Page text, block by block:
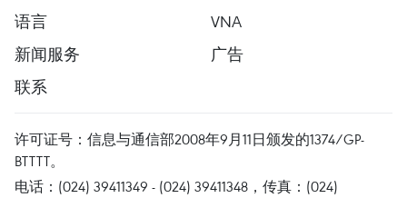
语言
VNA
新闻服务
广告
联系
许可证号：信息与通信部2008年9月11日颁发的1374/GP-
BTTTT。
电话：(024) 39411349 - (024) 39411348，传真：(024)